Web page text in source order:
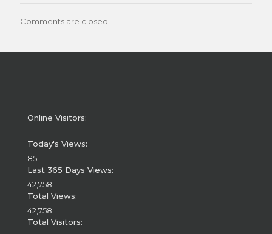
Comments are closed.
Online Visitors:
1
Today's Views:
85
Last 365 Days Views:
42,758
Total Views:
42,758
Total Visitors: